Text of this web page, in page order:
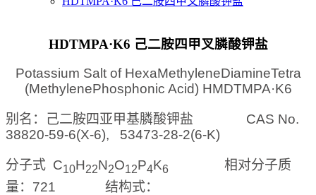
HDTMPA·K6 己二胺四甲叉膦酸钾盐
Potassium Salt of HexaMethyleneDiamineTetra
(MethylenePhosphonic Acid) HMDTMPA·K6
别名：己二胺四亚甲基膦酸钾盐 CAS No.
38820-59-6(X-6), 53473-28-2(6-K)
分子式 C10H22N2O12P4K6
相对分子质
量： 721 结构式：